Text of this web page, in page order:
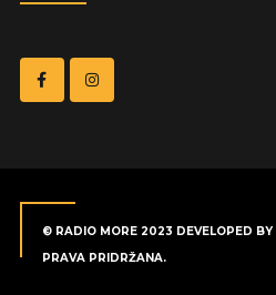
© RADIO MORE 2023 DEVELOPED BY
PRAVA PRIDRŽANA.